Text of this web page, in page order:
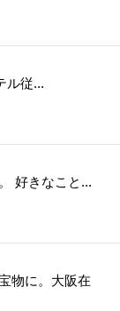
ル従...
好きなこと...
物に。大阪在